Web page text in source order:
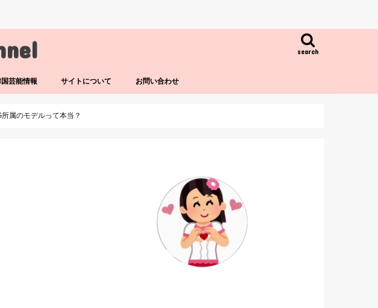
search
芸能情報 サイトについて お問い合わせ
属のモデルって本当？